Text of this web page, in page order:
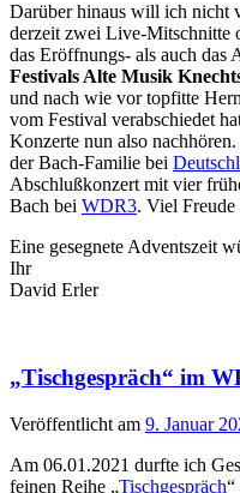
Darüber hinaus will ich nicht
derzeit zwei Live-Mitschnitte
das Eröffnungs- als auch das
Festivals Alte Musik
und nach wie vor topfitte
vom Festival verabschiedet
Konzerte nun also
der Bach-Familie bei
Abschlußkonzert mit vier
Bach bei WDR3. Viel Freude
Eine gesegnete Adventszeit
Ihr
David Erler
„Tischgespräch“ im
Veröffentlicht am 9. Januar
Am 06.01.2021 durfte ich
feinen Reihe „Tischgespräch“